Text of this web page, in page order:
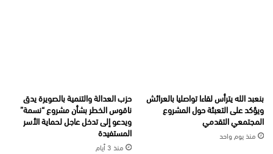
بنعبد الله يترأس لقاءا تواصليا بالعرائش
ويؤكد على التعبئة حول المشروع
المجتمعي التقدمي
منذ يوم واحد
حزب العدالة والتنمية بالصويرة يدق
ناقوس الخطر بشأن مشروع “نسمة”
ويدعو إلى تدخل عاجل لحماية الأسر
المستفيدة
منذ 3 أيام